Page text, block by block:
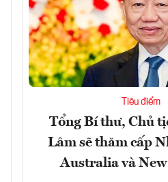
Tiêu điểm
Tổng Bí thư, Chủ
Lâm sẽ thăm cấp
Australia và